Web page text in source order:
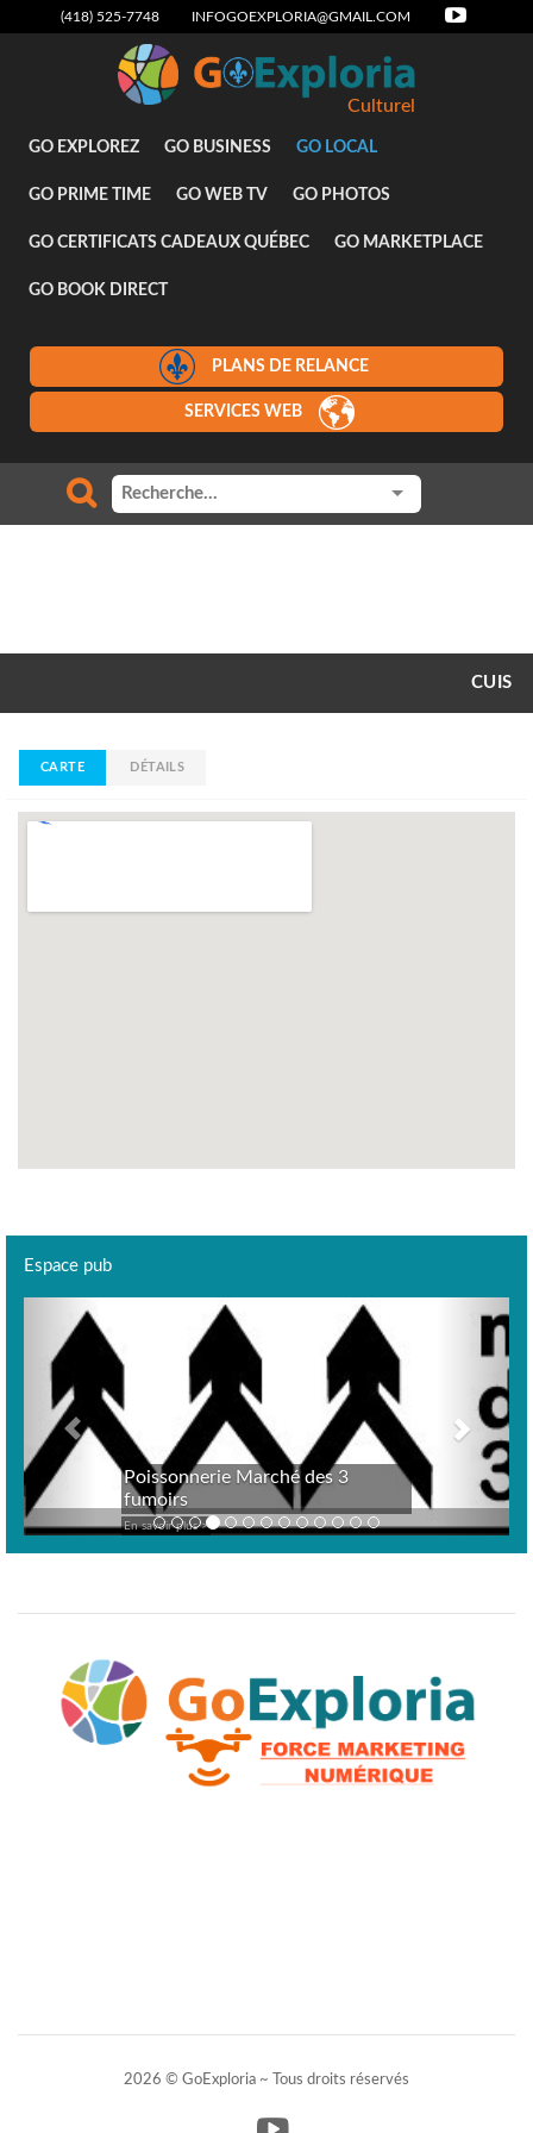
(418) 525-7748 INFOGOEXPLORIA@GMAIL.COM
Culturel
GO EXPLOREZ GO BUSINESS GO LOCAL
GO PRIME TIME GO WEB TV GO PHOTOS
GO CERTIFICATS CADEAUX QUÉBEC GO MARKETPLACE
GO BOOK DIRECT
PLANS DE RELANCE
SERVICES WEB
CUIS
CARTE DÉTAILS
Espace pub
Poissonnerie Marché des 3
fumoirs
En savoir plus >
Previous
2026 © GoExploria ~ Tous droits réservés